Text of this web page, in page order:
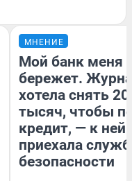
МНЕНИЕ
Мой банк меня
бережет.
хотела снять
тысяч, чтобы
кредит, — к
приехала
безопасности